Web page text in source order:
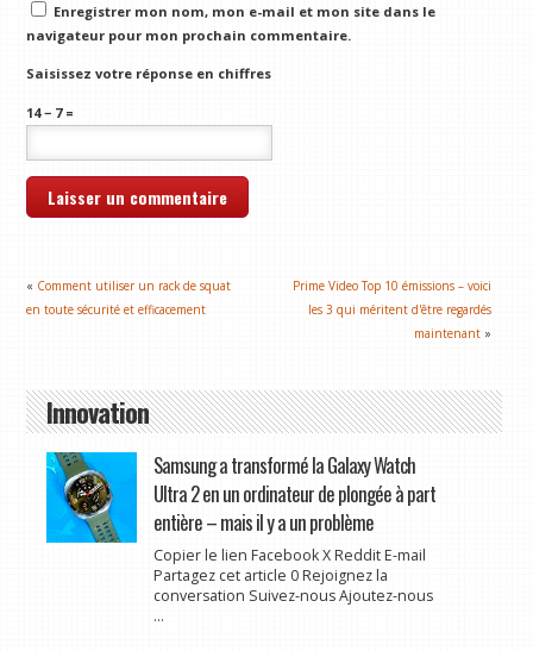
Enregistrer mon nom, mon e-mail et mon site dans le
navigateur pour mon prochain commentaire.
Saisissez votre réponse en chiffres
14 − 7 =
« Comment utiliser un rack de squat
en toute sécurité et efficacement
Prime Video Top 10 émissions – voici
les 3 qui méritent d'être regardés
maintenant »
Innovation
Samsung a transformé la Galaxy Watch
Ultra 2 en un ordinateur de plongée à part
entière – mais il y a un problème
Copier le lien Facebook X Reddit E-mail
Partagez cet article 0 Rejoignez la
conversation Suivez-nous Ajoutez-nous
...